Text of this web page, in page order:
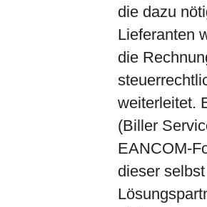
die dazu
Lieferanten
die
weiterleitet.
(Biller
EANCOM-
dieser